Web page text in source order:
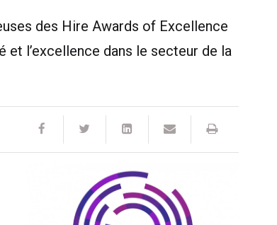
des Hire Awards of Excellence
l’excellence dans le secteur de la